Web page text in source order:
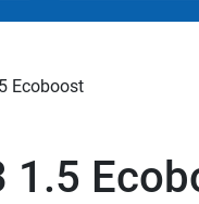
Ecoboost